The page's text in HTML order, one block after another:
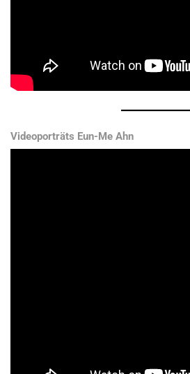
Videoporträts Eun-Me Ahn